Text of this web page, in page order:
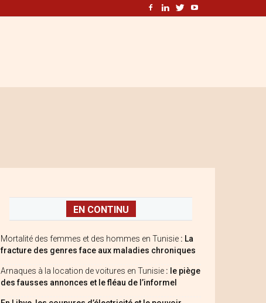
EN CONTINU
Mortalité des femmes et des hommes en Tunisie : La
fracture des genres face aux maladies chroniques
Arnaques à la location de voitures en Tunisie : le piège
des fausses annonces et le fléau de l’informel